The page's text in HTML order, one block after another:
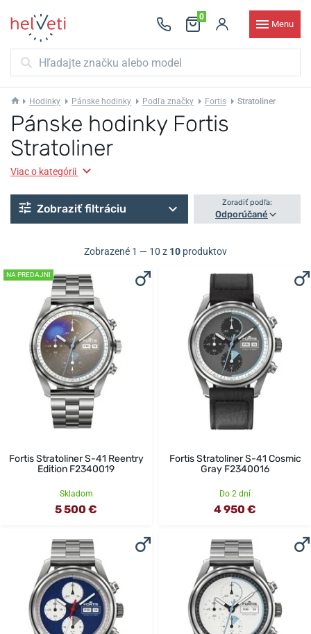
0
Menu
Hodinky Pánske hodinky Podľa značky Fortis Stratoliner
Pánske hodinky Fortis
Stratoliner
Viac o kategórii
Zobraziť filtráciu Zoradiť podľa:
Odporúčané
Zobrazené 1 — 10 z 10 produktov
NA PREDAJNI
Fortis Stratoliner S-41 Reentry
Edition F2340019
Skladom
5 500 €
Fortis Stratoliner S-41 Cosmic
Gray F2340016
Do 2 dní
4 950 €